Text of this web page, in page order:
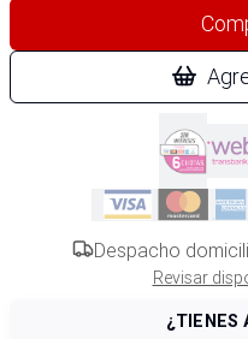
Despacho
Revisar
¿TIENES